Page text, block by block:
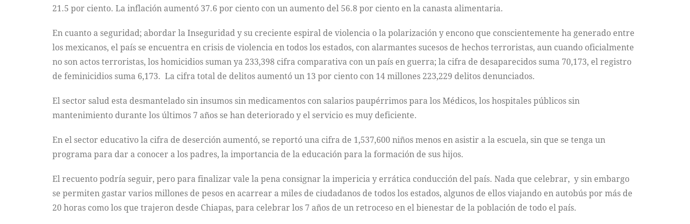
21.5 por ciento. La inflación aumentó 37.6 por ciento con un aumento del 56.8 por ciento en la canasta alimentaria.
En cuanto a seguridad; abordar la Inseguridad y su creciente espiral de violencia o la polarización y encono que conscientemente ha generado entre
los mexicanos, el país se encuentra en crisis de violencia en todos los estados, con alarmantes sucesos de hechos terroristas, aun cuando oficialmente
no son actos terroristas, los homicidios suman ya 233,398 cifra comparativa con un país en guerra; la cifra de desaparecidos suma 70,173, el registro
de feminicidios suma 6,173. La cifra total de delitos aumentó un 13 por ciento con 14 millones 223,229 delitos denunciados.
El sector salud esta desmantelado sin insumos sin medicamentos con salarios paupérrimos para los Médicos, los hospitales públicos sin
mantenimiento durante los últimos 7 años se han deteriorado y el servicio es muy deficiente.
En el sector educativo la cifra de deserción aumentó, se reportó una cifra de 1,537,600 niños menos en asistir a la escuela, sin que se tenga un
programa para dar a conocer a los padres, la importancia de la educación para la formación de sus hijos.
El recuento podría seguir, pero para finalizar vale la pena consignar la impericia y errática conducción del país. Nada que celebrar, y sin embargo
se permiten gastar varios millones de pesos en acarrear a miles de ciudadanos de todos los estados, algunos de ellos viajando en autobús por más de
20 horas como los que trajeron desde Chiapas, para celebrar los 7 años de un retroceso en el bienestar de la población de todo el país.